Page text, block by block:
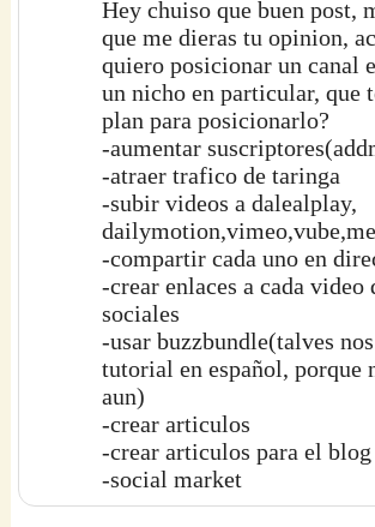
Hey chuiso que buen post,
que me dieras tu opinion,
quiero posicionar un canal
un nicho en particular, que
plan para posicionarlo?
-aumentar
-atraer trafico de taringa
-subir videos a dalealplay,
-compartir cada uno en
-crear enlaces a cada video
sociales
-usar buzzbundle(talves
tutorial en español, porque
aun)
-crear articulos
-crear articulos para el blog
-social market